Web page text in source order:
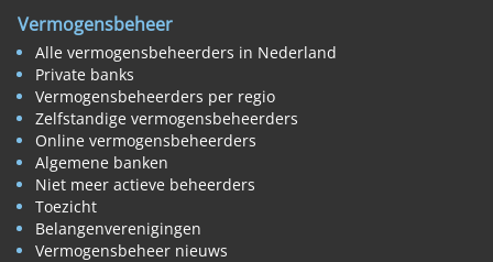
Vermogensbeheer
Alle vermogensbeheerders in Nederland
Private banks
Vermogensbeheerders per regio
Zelfstandige vermogensbeheerders
Online vermogensbeheerders
Algemene banken
Niet meer actieve beheerders
Toezicht
Belangenverenigingen
Vermogensbeheer nieuws